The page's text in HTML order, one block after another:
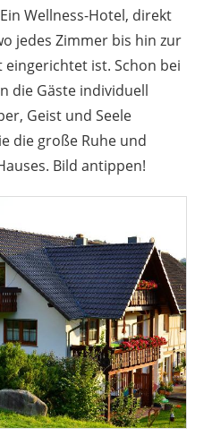
Wellness-Hotel, direkt
jedes Zimmer bis hin zur
ist. Schon bei
die Gäste individuell
Geist und Seele
die große Ruhe und
Bild antippen!